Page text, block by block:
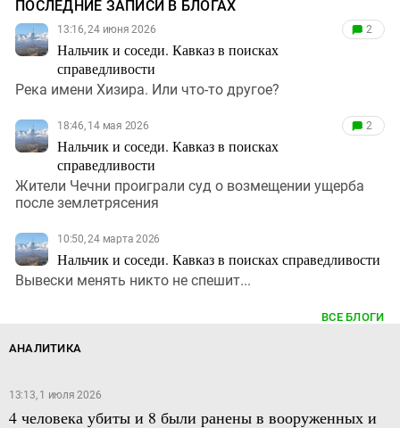
ПОСЛЕДНИЕ ЗАПИСИ В БЛОГАХ
13:16, 24 июня 2026
Нальчик и соседи. Кавказ в поисках
справедливости
2
Река имени Хизира. Или что-то другое?
18:46, 14 мая 2026
Нальчик и соседи. Кавказ в поисках
справедливости
2
Жители Чечни проиграли суд о возмещении ущерба
после землетрясения
10:50, 24 марта 2026
Нальчик и соседи. Кавказ в поисках справедливости
Вывески менять никто не спешит...
ВСЕ БЛОГИ
АНАЛИТИКА
13:13, 1 июля 2026
4 человека убиты и 8 были ранены в вооруженных и